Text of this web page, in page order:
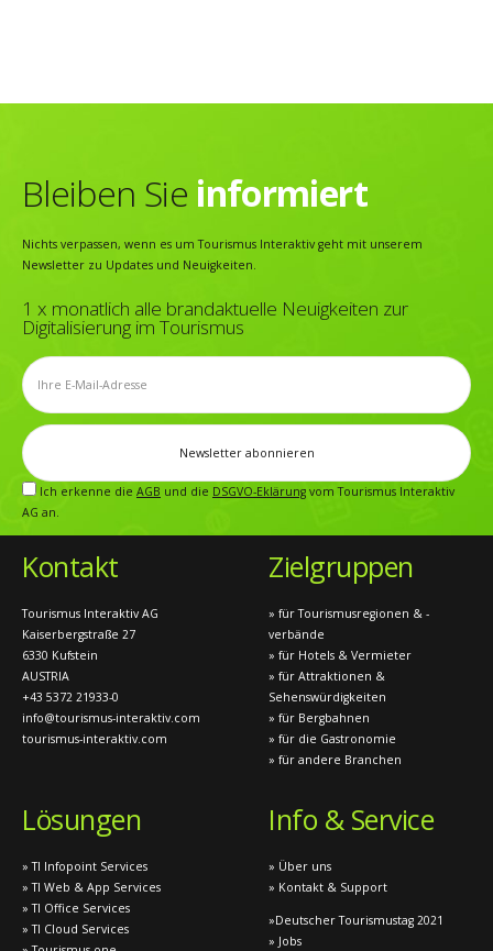
Bleiben Sie informiert
Nichts verpassen, wenn es um Tourismus Interaktiv geht mit unserem
Newsletter zu Updates und Neuigkeiten.
1 x monatlich alle brandaktuelle Neuigkeiten zur
Digitalisierung im Tourismus
Ich erkenne die AGB und die DSGVO-Eklärung vom Tourismus Interaktiv
AG an.
Kontakt
Tourismus Interaktiv AG
Kaiserbergstraße 27
6330 Kufstein
AUSTRIA
+43 5372 21933-0
info@tourismus-interaktiv.com
tourismus-interaktiv.com
Zielgruppen
» für Tourismusregionen & -
verbände
» für Hotels & Vermieter
» für Attraktionen &
Sehenswürdigkeiten
» für Bergbahnen
» für die Gastronomie
» für andere Branchen
Lösungen
» TI Infopoint Services
» TI Web & App Services
» TI Office Services
» TI Cloud Services
Info & Service
» Über uns
» Kontakt & Support
»Deutscher Tourismustag 2021
» Jobs